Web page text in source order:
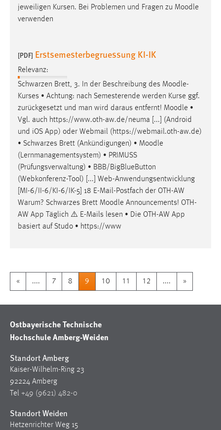
jeweiligen Kursen. Bei Problemen und Fragen zu Moodle
verwenden
[PDF] Erstsemesterbegruessung KI-IK
Relevanz:
Schwarzen Brett, 3. In der Beschreibung des Moodle-
Kurses • Achtung: nach Semesterende werden Kurse ggf.
zurückgesetzt und man wird daraus entfernt! Moodle •
Vgl. auch https://www.oth-aw.de/neuma [...] (Android
und iOS App) oder Webmail (https://webmail.oth-aw.de)
• Schwarzes Brett (Ankündigungen) • Moodle
(Lernmanagementsystem) • PRIMUSS
(Prüfungsverwaltung) • BBB/BigBlueButton
(Webkonferenz-Tool) [...] Web-Anwendungsentwicklung
[MI-6/II-6/KI-6/IK-5] 18 E-Mail-Postfach der OTH-AW
Warum? Schwarzes Brett Moodle Announcements! OTH-
AW App Täglich ⚠️ E-Mails lesen • Die OTH-AW App
basiert auf Studo • https://www
« .... 7 8 9 10 11 12 .... »
Ostbayerische Technische
Hochschule Amberg-Weiden
Standort Amberg
Kaiser-Wilhelm-Ring 23
92224 Amberg
Tel +49 (9621) 482-0
Standort Weiden
Hetzenrichter Weg 15